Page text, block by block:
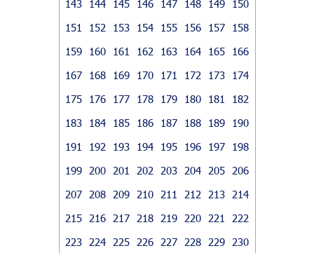
143
144 145 146 147 148 149
150
151
152 153 154 155 156 157
158
159
160 161 162 163 164 165
166
167
168 169 170 171 172 173
174
175
176 177 178 179 180 181
182
183
184 185 186 187 188 189
190
191
192 193 194 195 196 197
198
199
200 201 202 203 204 205
206
207
208 209 210 211 212 213
214
215
216 217 218 219 220 221
222
223
224 225 226 227 228 229
230